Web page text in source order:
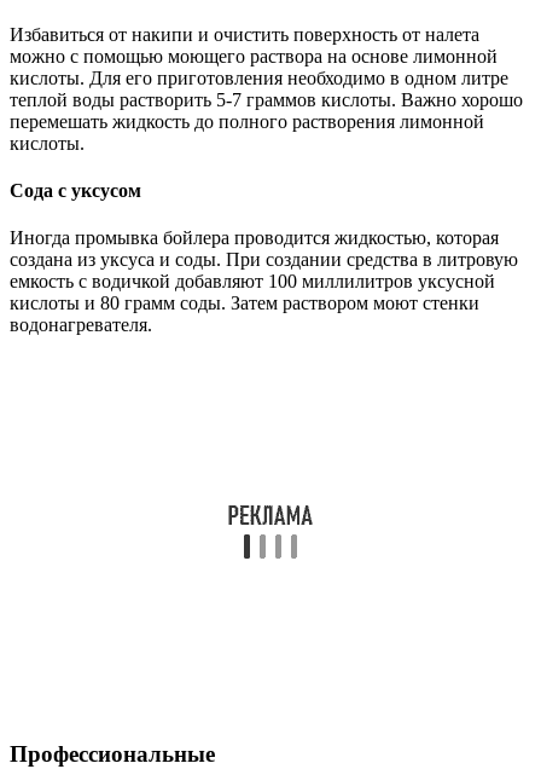
Избавиться от накипи и очистить поверхность от налета
можно с помощью моющего раствора на основе лимонной
кислоты. Для его приготовления необходимо в одном литре
теплой воды растворить 5-7 граммов кислоты. Важно хорошо
перемешать жидкость до полного растворения лимонной
кислоты.
Сода с уксусом
Иногда промывка бойлера проводится жидкостью, которая
создана из уксуса и соды. При создании средства в литровую
емкость с водичкой добавляют 100 миллилитров уксусной
кислоты и 80 грамм соды. Затем раствором моют стенки
водонагревателя.
Профессиональные